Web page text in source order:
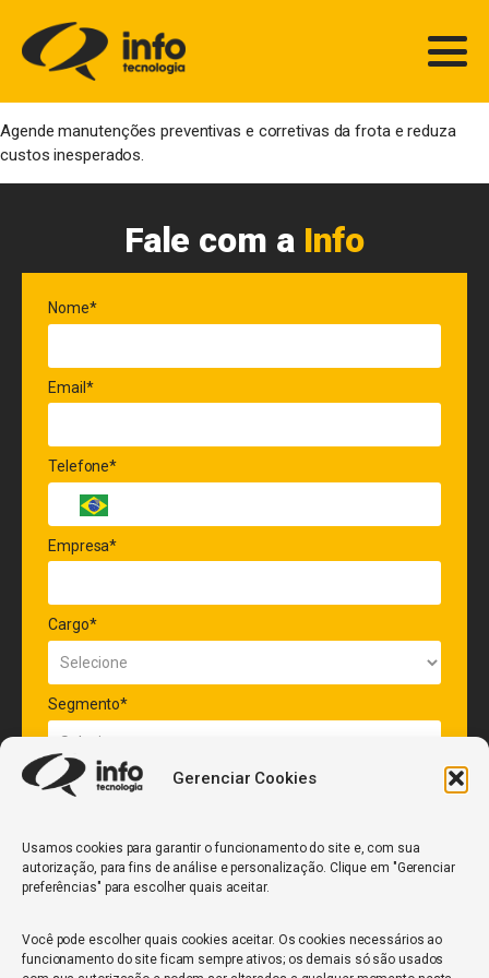
Gerenciar Cookies
Usamos cookies para garantir o funcionamento do site e, com sua
autorização, para fins de análise e personalização. Clique em "Gerenciar
preferências" para escolher quais aceitar.
Você pode escolher quais cookies aceitar. Os cookies necessários ao
funcionamento do site ficam sempre ativos; os demais só são usados
Agende manutenções preventivas e corretivas da frota e reduza
custos inesperados.
Fale com a Info
Nome*
Email*
Telefone*
Empresa*
Cargo*
Segmento*
Quantidade de veículos da frota*
ENVIAR